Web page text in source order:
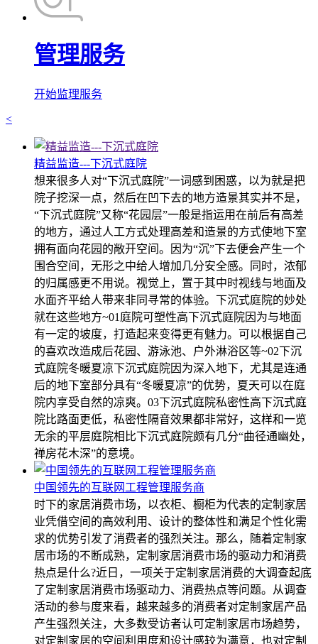
管理服务
开始监理服务
<
精益监造---下沉式庭院
想来很多人对“下沉式庭院”一词感到困惑，以为就是把
院子挖深一点，然后在凹下去的地方造景其实并不是，
“下沉式庭院”又称“花园层”一般是指运用在前后有高差
的地方，通过人工方式处理高差和造景的方式使地下室
拥有面向花园的敞开空间。因为“沉”下去便会产生一个
围合空间，无形之中给人增加几分安全感。同时，浓郁
的归属感更不用说。视觉上，置于其中时视线与地面及
水面齐平给人带来非同寻常的体验。下沉式庭院的妙处
就在这些地方~01庭院可塑性高下沉式庭院因为与地面
有一定的坡度，打造起来变得更有魅力。可以根据自己
的喜欢改造成后花园、游泳池、户外淋浴区等~02下沉
式庭院冬暖夏凉下沉式庭院因为深入地下，尤其是连通
后的地下室部分具有“冬暖夏凉”的优势，夏天可以在庭
院内享受自然的凉爽。03下沉式庭院私密性高下沉式庭
院比路面更低，私密性隔音效果都非常好，这样和一览
无余的平层庭院相比下沉式庭院颇有几分“曲径通幽处，
禅房花木深”的意境。
中国领先的互联网工程管理服务商
时下的家居消费市场，以衣柜、橱柜为代表的定制家居
业凭借空间的高效利用、设计的整体性和满足个性化需
求的优势引发了消费者的强烈关注。那么，随着定制家
居市场的不断成熟，定制家居消费市场的驱动力和消费
热点是什么?近日，一项关于定制家居消费的大调查起底
了定制家居消费市场驱动力、消费热点等问题。从调查
活动的参与度来看，越来越多的消费者对定制家居产品
产生强烈关注，大多数受访者认可定制家居市场趋势，
对定制家居的空间利用度和设计感较为满意，也对定制